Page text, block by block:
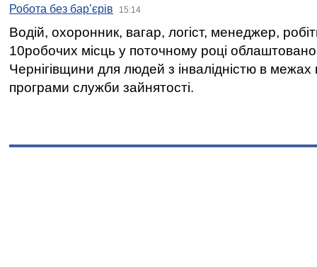
Робота без бар’єрів 15:14
Водій, охоронник, вагар, логіст, менеджер,
10робочих місць у поточному році
Чернігівщини для людей з інвалідністю в межах
програми служби зайнятості.